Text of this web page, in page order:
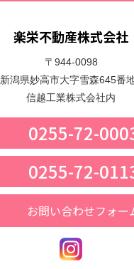
楽栄不動産株式会社
〒944-0098
新潟県妙高市大字雪森645番
信越工業株式会社内
0255-72-
0255-72-
お問い合わせフォー